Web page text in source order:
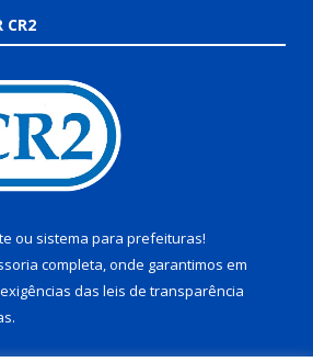
CR2
ou sistema para prefeituras!
completa, onde garantimos em
das leis de transparência